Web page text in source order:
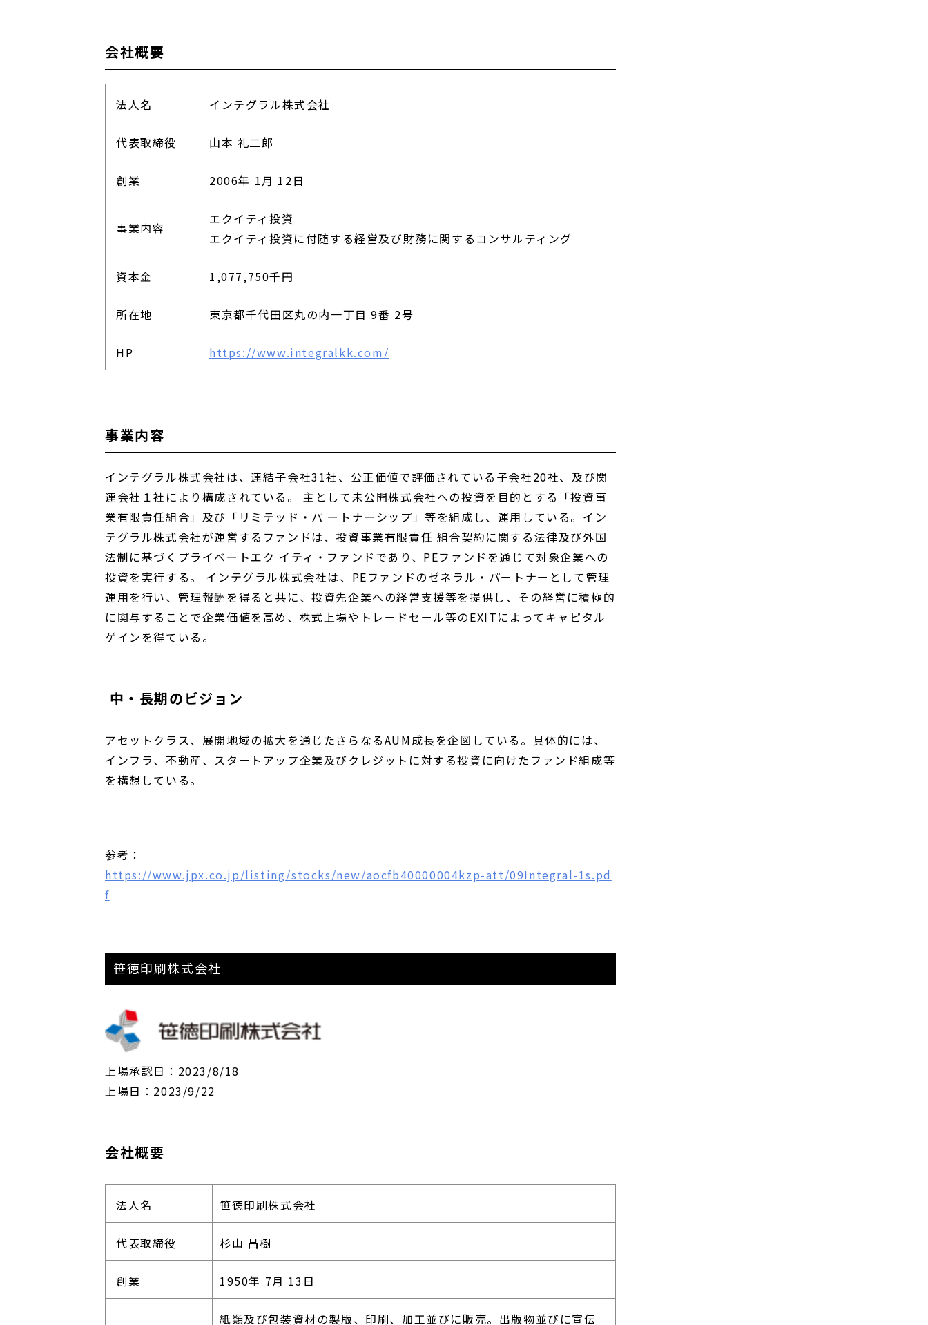
会社概要
法人名 インテグラル株式会社
代表取締役 山本 礼二郎
創業 2006年 1月 12日
事業内容
エクイティ投資
エクイティ投資に付随する経営及び財務に関するコンサルティング
資本金 1,077,750千円
所在地 東京都千代田区丸の内一丁目 9番 2号
HP https://www.integralkk.com/
事業内容
インテグラル株式会社は、連結子会社31社、公正価値で評価されている子会社20社、及び関
連会社１社により構成されている。 主として未公開株式会社への投資を目的とする「投資事
業有限責任組合」及び「リミテッド・パ ートナーシップ」等を組成し、運用している。 イン
テグラル株式会社が運営するファンドは、投資事業有限責任 組合契約に関する法律及び外国
法制に基づくプライベートエク イティ・ファンドであり、PEファンドを通じて対象企業への
投資を実行する。 インテグラル株式会社は、PEファンドのゼネラル・パートナーとして管理
運用を行い、管理報酬を得ると共に、投資先企業への経営支援等を提供し、その経営に積極的
に関与することで企業価値を高め、株式上場やトレードセール等のEXITによってキャピタル
ゲインを得ている。
中・長期のビジョン
アセットクラス、展開地域の拡大を通じたさらなるAUM成長を企図している。具体的には、
インフラ、不動産、スタートアップ企業及びクレジットに対する投資に向けたファンド組成等
を構想している。
参考：
https://www.jpx.co.jp/listing/stocks/new/aocfb40000004kzp-att/09Integral-1s.pd
f
笹徳印刷株式会社
上場承認日： 2023/8/18
上場日： 2023/9/22
会社概要
法人名 笹徳印刷株式会社
代表取締役 杉山 昌樹
創業 1950年 7月 13日
紙類及び包装資材の製版、印刷、加工並びに販売。出版物並びに宣伝